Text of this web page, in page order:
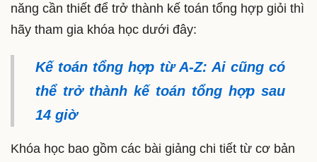
năng cần thiết để trở thành kế toán tổng hợp giỏi thì
hãy tham gia khóa học dưới đây:
Kế toán tổng hợp từ A-Z: Ai cũng có
thể trở thành kế toán tổng hợp sau
14 giờ
Khóa học bao gồm các bài giảng chi tiết từ cơ bản